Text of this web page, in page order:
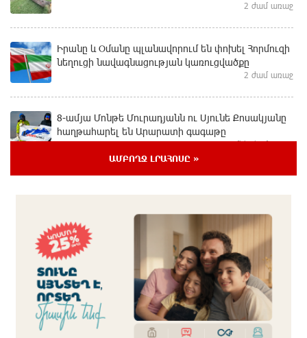
2 ժամ առաջ
Իրանը և Օմանը պլանավորում են փոխել Հորմուզի
նեղուցի նավագնացության կառուցվածքը
2 ժամ առաջ
8-ամյա Մոնթե Մուրադյանն ու Սյունե Քոսակյանը
հաղթահարել են Արարատի գագաթը
մեկ ժամ առաջ
մեկ ժամ առաջ
Երևանում երթուղիների փոփոխություն կլինի
37 րոպե առաջ
Օգոստոսի 7-ին՝ Գարեգին Բ Ամենայն Հայոց
ԱՄԲՈՂՋ ԼՐԱՀՈՍԸ »